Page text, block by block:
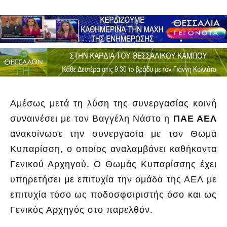
Αμέσως μετά τη λύση της συνεργασίας κοινή
συναινέσει με τον Βαγγέλη Νάστο η ΠΑΕ ΑΕΛ
ανακοίνωσε την συνεργασία με τον Θωμά
Κυπαρίσση, ο οποίος αναλαμβάνει καθήκοντα
Γενικού Αρχηγού. Ο Θωμάς Κυπαρίσσης έχει
υπηρετήσει με επιτυχία την ομάδα της ΑΕΛ με
επιτυχία τόσο ως ποδοσφσιριστής όσο και ως
Γενικός Αρχηγός στο παρελθόν.